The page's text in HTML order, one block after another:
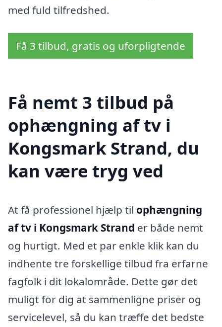
med fuld tilfredshed.
Få 3 tilbud, gratis og uforpligtende
Få nemt 3 tilbud på
ophængning af tv i
Kongsmark Strand, du
kan være tryg ved
At få professionel hjælp til ophængning
af tv i Kongsmark Strand er både nemt
og hurtigt. Med et par enkle klik kan du
indhente tre forskellige tilbud fra erfarne
fagfolk i dit lokalområde. Dette gør det
muligt for dig at sammenligne priser og
servicelevel, så du kan træffe det bedste